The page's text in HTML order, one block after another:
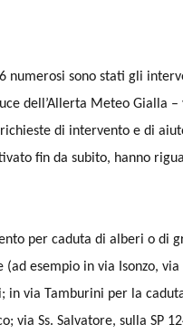
numerosi sono stati gli
dell’Allerta Meteo Gialla
di intervento e di
fin da subito, hanno
per caduta di alberi o di
esempio in via Isonzo,
in via Tamburini per la
via Ss. Salvatore, sulla SP